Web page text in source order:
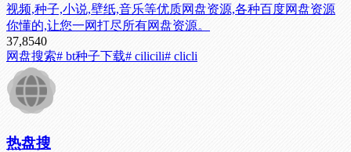
视频,种子,小说,壁纸,音乐等优质网盘资源,各种百度网盘资源
你懂的,让您一网打尽所有网盘资源。
37,8540
网盘搜索# bt种子下载# cilicili# clicli
热盘搜